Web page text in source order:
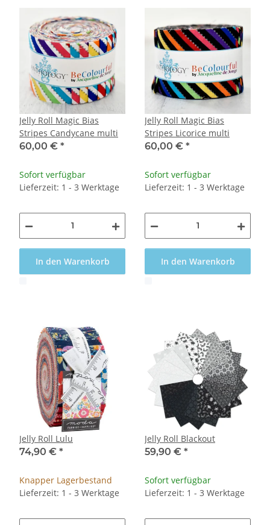
Jelly Roll Magic Bias
Stripes Candycane multi
60,00 € *
Sofort verfügbar
Lieferzeit: 1 - 3 Werktage
In den Warenkorb
Jelly Roll Magic Bias
Stripes Licorice multi
60,00 € *
Sofort verfügbar
Lieferzeit: 1 - 3 Werktage
In den Warenkorb
Jelly Roll Lulu
74,90 € *
Knapper Lagerbestand
Lieferzeit: 1 - 3 Werktage
Jelly Roll Blackout
59,90 € *
Sofort verfügbar
Lieferzeit: 1 - 3 Werktage